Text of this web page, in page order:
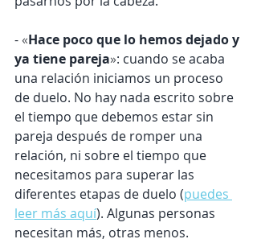
- «Hace poco que lo hemos dejado y
ya tiene pareja»: cuando se acaba
una relación iniciamos un proceso
de duelo. No hay nada escrito sobre
el tiempo que debemos estar sin
pareja después de romper una
relación, ni sobre el tiempo que
necesitamos para superar las
diferentes etapas de duelo (puedes
leer más aquí). Algunas personas
necesitan más, otras menos.